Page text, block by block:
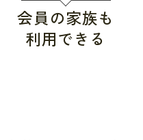
会員の家族も
利用できる